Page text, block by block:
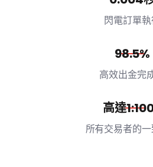
閃電訂單
98.5%
高效出金完
高達
所有交易者的